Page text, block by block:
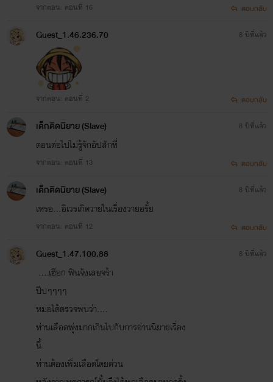
จากตอน: ตอนที่ 16 ตอบกลับ
Guest_1.46.236.70
จากตอน: ตอนที่ 2
8 ปีที่แล้ว
ตอบกลับ
เด็กติดนิยาย (Slave)
ตอนต่อไปไม่รู้จักอัปสักที่
จากตอน: ตอนที่ 13
8 ปีที่แล้ว
ตอบกลับ
เด็กติดนิยาย (Slave)
เหรอ...อิเวรเกิดวายในเรื่องวายอรั้ย
จากตอน: ตอนที่ 12
8 ปีที่แล้ว
ตอบกลับ
Guest_1.47.100.88
....เฮีอก ฟินจังเลยจร้า
ปีปๆๆๆๆ
หมอได้ตรวจพบว่า....
ท่านเลือดพุ่งมากเกินไปกับการอ่านนิยายเรื่อง
นี้
ท่านต้องเพิ่มเลือดโดยด่วน
8 ปีที่แล้ว